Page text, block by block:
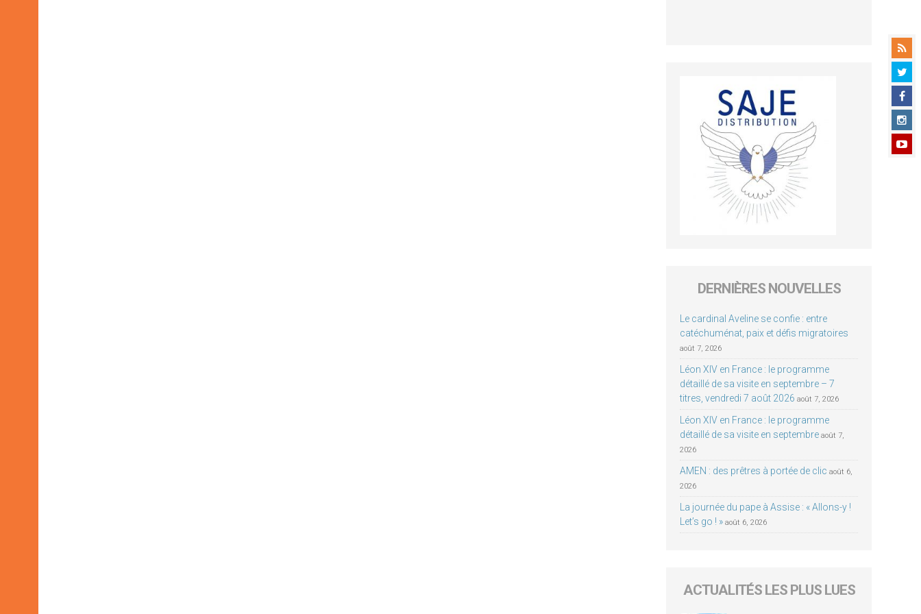
DERNIÈRES NOUVELLES
Le cardinal Aveline se confie : entre
catéchuménat, paix et défis migratoires
août 7, 2026
Léon XIV en France : le programme
détaillé de sa visite en septembre – 7
titres, vendredi 7 août 2026 août 7, 2026
Léon XIV en France : le programme
détaillé de sa visite en septembre août 7,
2026
AMEN : des prêtres à portée de clic août 6,
2026
La journée du pape à Assise : « Allons-y !
Let’s go ! » août 6, 2026
ACTUALITÉS LES PLUS LUES